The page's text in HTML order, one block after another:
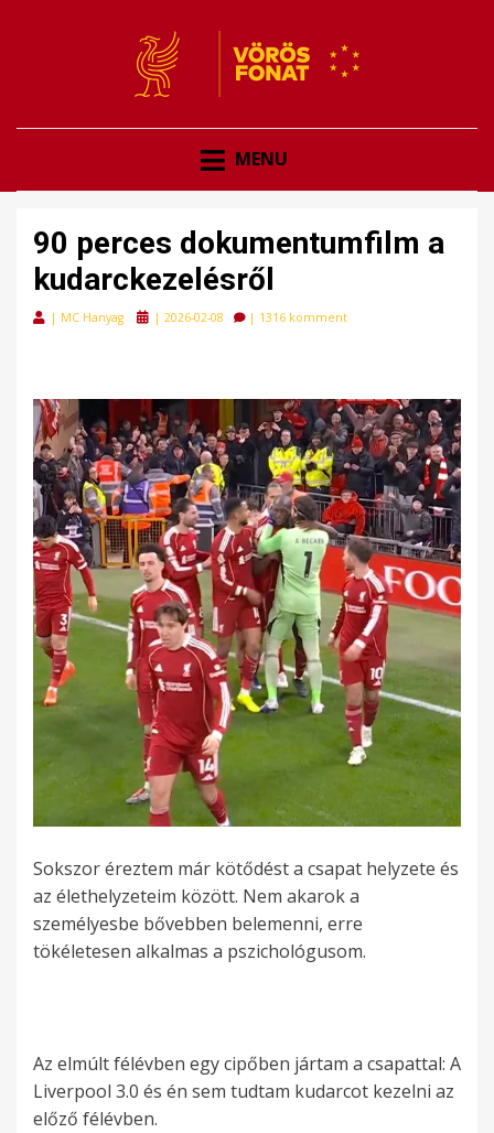
VÖRÖS FONAT
MENU
90 perces dokumentumfilm a
kudarckezelésről
| MC Hanyag
Posted
| 2026-02-08 | 1316 komment
Sokszor éreztem már kötődést a csapat helyzete és
az élethelyzeteim között. Nem akarok a
személyesbe bővebben belemenni, erre
tökéletesen alkalmas a pszichológusom.
Az elmúlt félévben egy cipőben jártam a csapattal: A
Liverpool 3.0 és én sem tudtam kudarcot kezelni az
előző félévben.